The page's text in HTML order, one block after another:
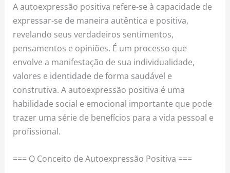
A autoexpressão positiva refere-se à capacidade de
expressar-se de maneira autêntica e positiva,
revelando seus verdadeiros sentimentos,
pensamentos e opiniões. É um processo que
envolve a manifestação de sua individualidade,
valores e identidade de forma saudável e
construtiva. A autoexpressão positiva é uma
habilidade social e emocional importante que pode
trazer uma série de benefícios para a vida pessoal e
profissional.
=== O Conceito de Autoexpressão Positiva ===